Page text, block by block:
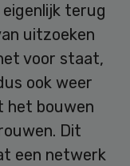
terug
uitzoeken
voor staat,
ook weer
het bouwen
Dit
een netwerk